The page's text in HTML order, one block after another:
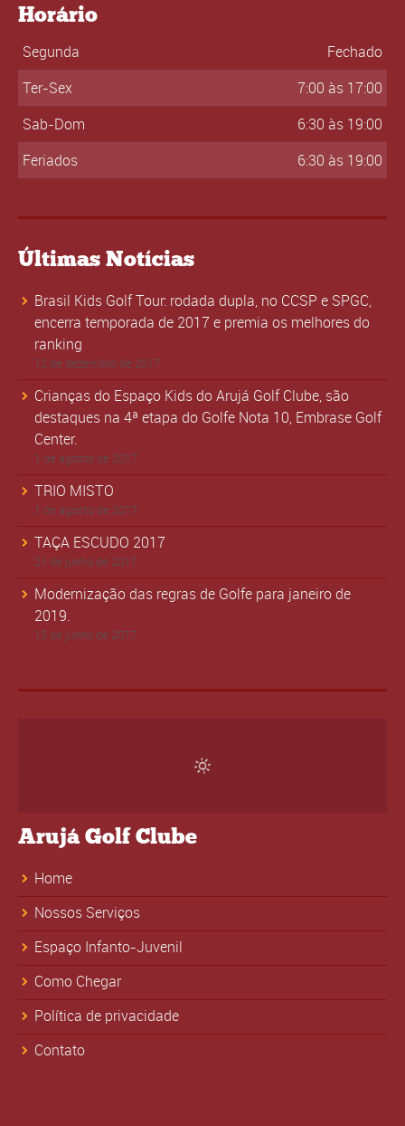
Horário
Segunda
Fechado
Ter-Sex
7:00 às 17:00
Sab-Dom
6:30 às 19:00
Feriados
6:30 às 19:00
Últimas Notícias
Brasil Kids Golf Tour: rodada dupla, no CCSP e SPGC,
encerra temporada de 2017 e premia os melhores do
ranking
12 de dezembro de 2017
Crianças do Espaço Kids do Arujá Golf Clube, são
destaques na 4ª etapa do Golfe Nota 10, Embrase Golf
Center.
1 de agosto de 2017
TRIO MISTO
1 de agosto de 2017
TAÇA ESCUDO 2017
21 de junho de 2017
Modernização das regras de Golfe para janeiro de
2019.
15 de junho de 2017
Arujá Golf Clube
Home
Nossos Serviços
Espaço Infanto-Juvenil
Como Chegar
Política de privacidade
Contato